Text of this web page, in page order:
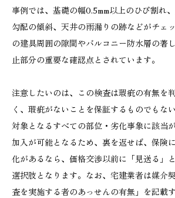
事例では、基礎の幅0.5mm以上のひび割れ
勾配の傾斜、天井の雨漏りの跡などがチェ
の建具周囲の隙間やバルコニー防水層の著
止部分の重要な確認点とされています。
注意したいのは、この検査は瑕疵の有無を
く、瑕疵がないことを保証するものでもな
対象となるすべての部位・劣化事象に該当
加入が可能となるため、裏を返せば、保険
化があるなら、価格交渉以前に「見送る」
選択肢となります。なお、宅建業者は媒介
査を実施する者のあっせんの有無」を記載